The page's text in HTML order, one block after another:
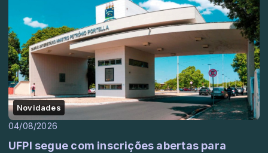
Novidades
04/08/2026
UFPI segue com inscrições abertas para